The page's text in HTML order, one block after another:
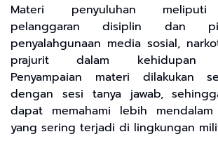
Materi penyuluhan meliputi
pelanggaran disiplin dan
penyalahgunaan media sosial,
prajurit dalam kehidupan
Penyampaian materi dilakukan
dengan sesi tanya jawab,
dapat memahami lebih
yang sering terjadi di lingkungan